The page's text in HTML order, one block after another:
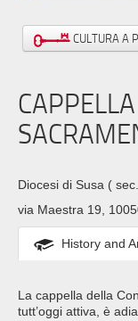
CULTURA A
Diocesi di Susa (
via Maestra 19,
History and
La cappella della
tutt’oggi attiva, è